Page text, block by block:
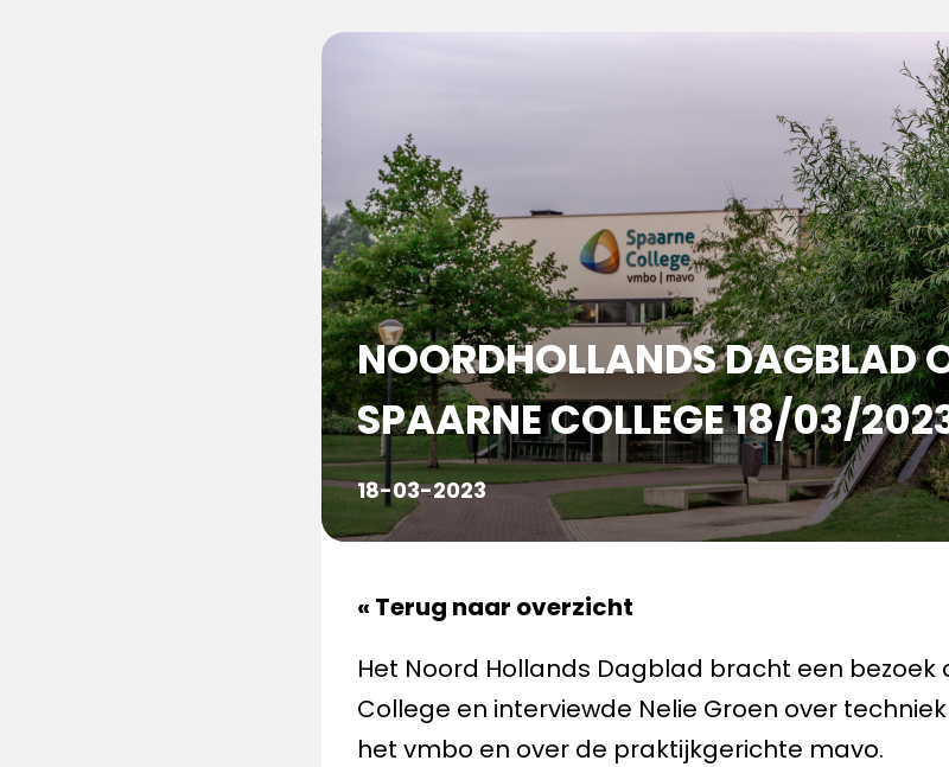
NOORDHOLLANDS DAGBLAD
SPAARNE COLLEGE 18/03/
18-03-2023
« Terug naar overzicht
Het Noord Hollands Dagblad bracht een bezoek
College en interviewde Nelie Groen over
het vmbo en over de praktijkgerichte mavo.